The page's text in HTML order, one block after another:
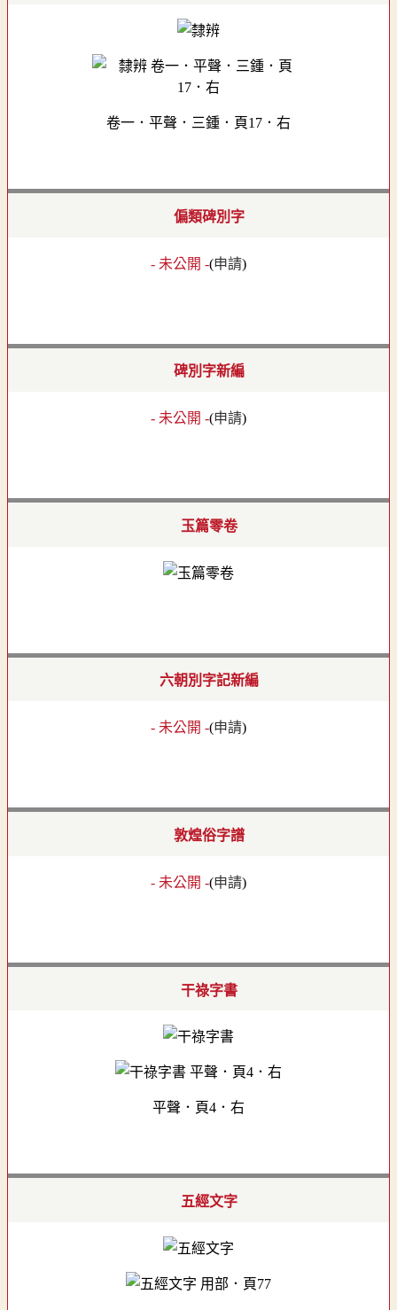
卷一．平聲．三鍾．頁17．右
偏類碑別字
- 未公開 -(申請)
碑別字新編
- 未公開 -(申請)
玉篇零卷
六朝別字記新編
- 未公開 -(申請)
敦煌俗字譜
- 未公開 -(申請)
干祿字書
平聲．頁4．右
五經文字